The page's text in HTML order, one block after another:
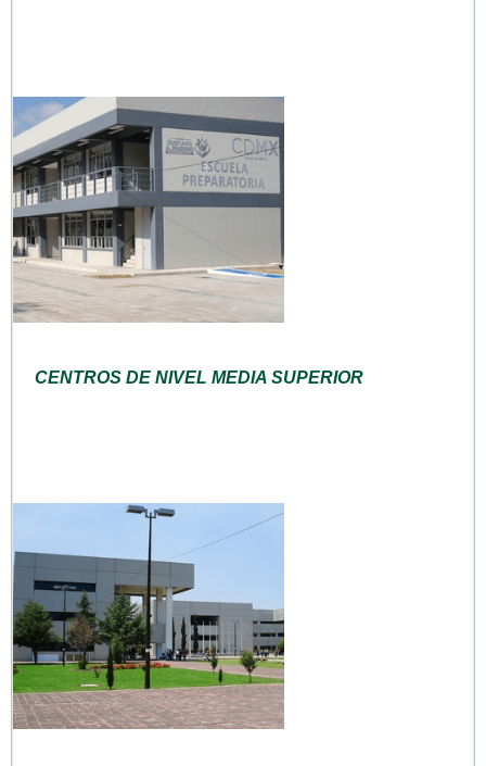
CENTROS DE NIVEL MEDIA SUPERIOR